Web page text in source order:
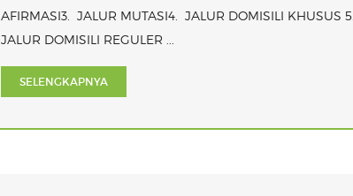
AFIRMASI3. JALUR MUTASI4. JALUR DOMISILI KHUSUS 5.
JALUR DOMISILI REGULER ...
SELENGKAPNYA